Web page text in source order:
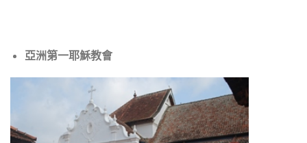
亞洲第一耶穌教會